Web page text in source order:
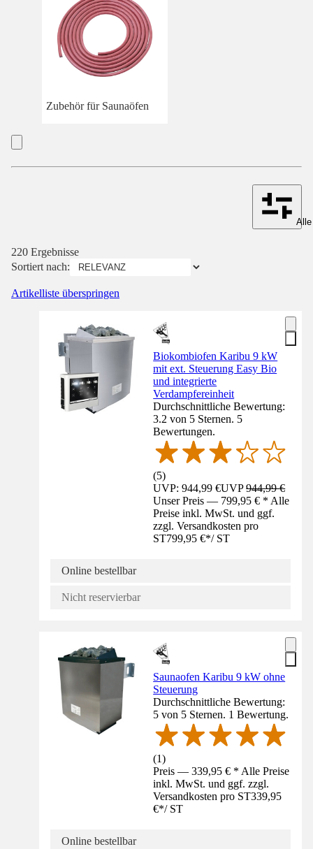
Zubehör für Saunaöfen
220 Ergebnisse
Sortiert nach:
Artikelliste überspringen
Biokombiofen Karibu 9 kW
mit ext. Steuerung Easy Bio
und integrierte
Verdampfereinheit
Durchschnittliche Bewertung:
3.2 von 5 Sternen. 5
Bewertungen.
(5)
UVP: 944,99 €UVP944,99 €
Unser Preis — 799,95 € * Alle
Preise inkl. MwSt. und ggf.
zzgl. Versandkosten pro
ST799,95 €*/ ST
Online bestellbar
Nicht reservierbar
Saunaofen Karibu 9 kW ohne
Steuerung
Durchschnittliche Bewertung:
5 von 5 Sternen. 1 Bewertung.
(1)
Preis — 339,95 € * Alle Preise
inkl. MwSt. und ggf. zzgl.
Versandkosten pro ST339,95
€*/ ST
Online bestellbar